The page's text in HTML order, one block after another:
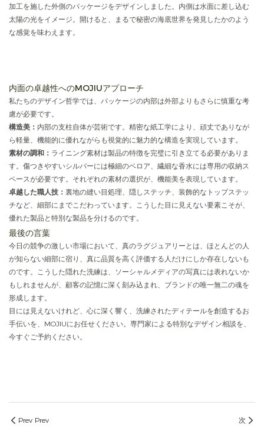
加工を施した外側のパッケージをデザインしました。内側は水面に差し込む
太陽の光をイメージ。開けると、まるで秘密の海底世界を発見したかのよう
な感覚を味わえます。
内面の卓越性へのMOJIUアプローチ
私たちのデザイン哲学では、パッケージの内部は外部よりもさらに慎重な考
慮が必要です。
構造美： 内部の支柱自体が芸術です。精密な紙工学により、頑丈でありなが
ら軽量、機能的に優れながらも視覚的に魅力的な構造を実現しています。
素材の調和： ライニング素材は製品の特徴を完璧に引き立てる必要がありま
す。傷つきやすいシルバーには極細のベロア、繊細な香水には専用の収納ス
ペースが必要です。それぞれの素材の選択が、機能美を表現しています。
卓越した職人技： 裏地の縫い目処理、隠しステッチ、装飾的なトップステッ
チなど、細部にまでこだわっています。こうした目に見えない要素こそが、
優れた製品と特別な製品を分けるのです。
最後の言葉
今日の競争の激しい市場において、真のラグジュアリーとは、ほとんどの人
が知らない細部に宿り、真に品質を高く評価する人だけにしか存在しないも
のです。こうした隠れた洗練は、ソーシャルメディアの写真には表れないか
もしれませんが、顧客の記憶に深く刻み込まれ、ブランドの唯一無二の魂を
形成します。
目には見えないけれど、心に深く響く、洗練されたディテールを創造するお
手伝いを、MOJIUにお任せください。専門家による特別なデザイン相談を、
今すぐご予約ください。
Prev Prev 次